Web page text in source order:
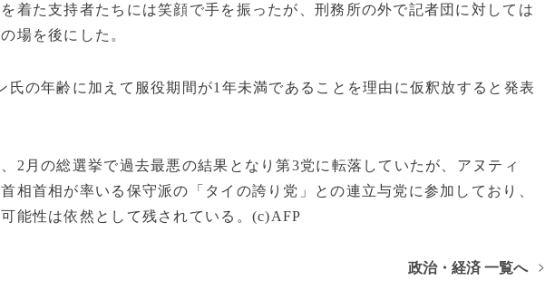
着た支持者たちには笑顔で手を振ったが、刑務所の外で記者団に対しては
場を後にした。
氏の年齢に加えて服役期間が1年未満であることを理由に仮釈放すると発表
2月の総選挙で過去最悪の結果となり第3党に転落していたが、アヌティ
相首相が率いる保守派の「タイの誇り党」との連立与党に参加しており、
能性は依然として残されている。(c)AFP
政治・経済 一覧へ >